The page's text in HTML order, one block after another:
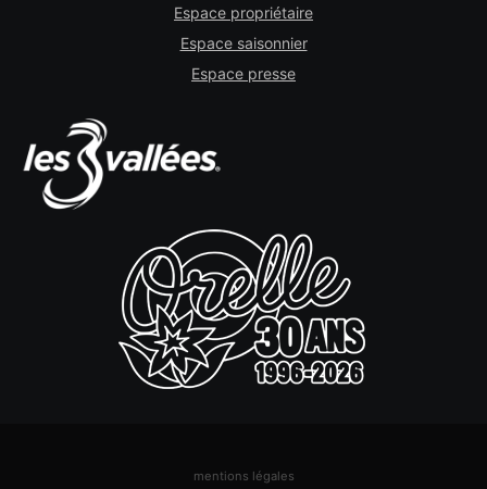
Espace propriétaire
Espace saisonnier
Espace presse
mentions légales